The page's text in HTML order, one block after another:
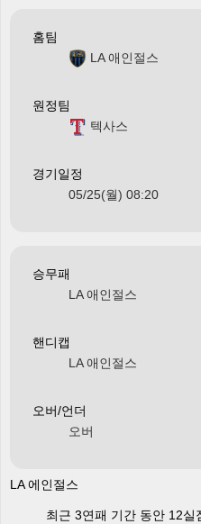
홈팀
LA 애인절스
원정팀
텍사스
경기일정
05/25(월) 08:20
승무패
LA 애인절스
핸디캡
LA 애인절스
오버/언더
오버
LA 에인절스
최근 3연패 기간 동안 12실